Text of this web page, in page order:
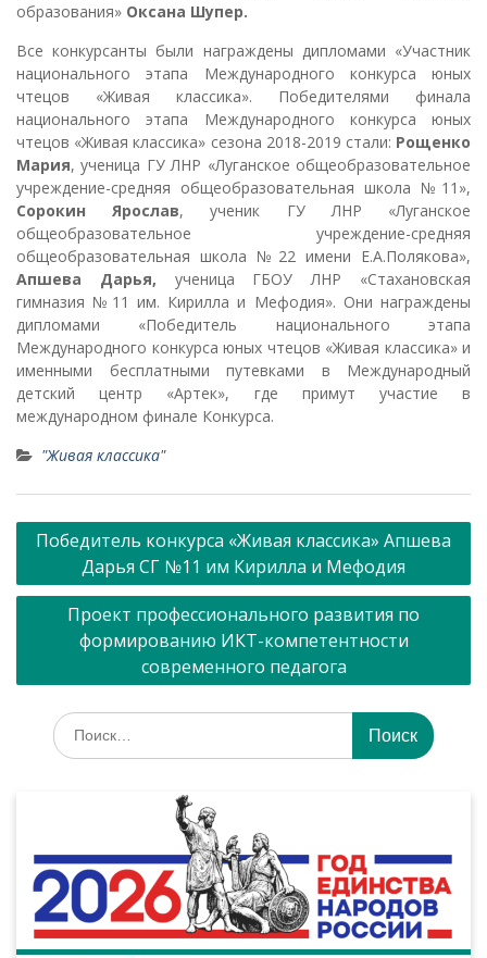
образования» Оксана Шупер.
Все конкурсанты были награждены дипломами «Участник
национального этапа Международного конкурса юных
чтецов «Живая классика». Победителями финала
национального этапа Международного конкурса юных
чтецов «Живая классика» сезона 2018-2019 стали: Рощенко
Мария, ученица ГУ ЛНР «Луганское общеобразовательное
учреждение-средняя общеобразовательная школа №11»,
Сорокин Ярослав, ученик ГУ ЛНР «Луганское
общеобразовательное учреждение-средняя
общеобразовательная школа №22 имени Е.А.Полякова»,
Апшева Дарья, ученица ГБОУ ЛНР «Стахановская
гимназия №11 им. Кирилла и Мефодия». Они награждены
дипломами «Победитель национального этапа
Международного конкурса юных чтецов «Живая классика» и
именными бесплатными путевками в Международный
детский центр «Артек», где примут участие в
международном финале Конкурса.
"Живая классика"
Навигация
записям
Победитель конкурса «Живая классика» Апшева
Дарья СГ №11 им Кирилла и Мефодия
Проект профессионального развития по
формированию ИКТ-компетентности
современного педагога
Искать: